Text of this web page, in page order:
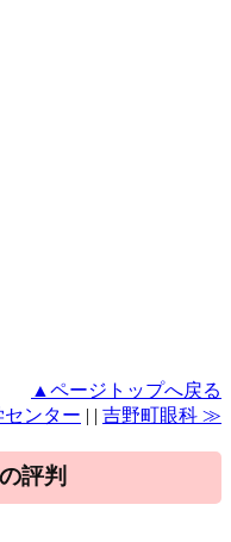
▲ページトップへ戻る
ンター | | 吉野町眼科 ≫
評判